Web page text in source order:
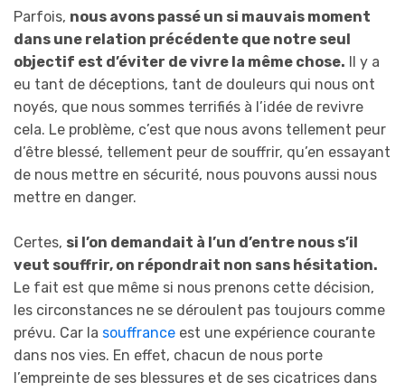
Parfois, nous avons passé un si mauvais moment
dans une relation précédente que notre seul
objectif est d’éviter de vivre la même chose. Il y a
eu tant de déceptions, tant de douleurs qui nous ont
noyés, que nous sommes terrifiés à l’idée de revivre
cela. Le problème, c’est que nous avons tellement peur
d’être blessé, tellement peur de souffrir, qu’en essayant
de nous mettre en sécurité, nous pouvons aussi nous
mettre en danger.
Certes, si l’on demandait à l’un d’entre nous s’il
veut souffrir, on répondrait non sans hésitation.
Le fait est que même si nous prenons cette décision,
les circonstances ne se déroulent pas toujours comme
prévu. Car la souffrance est une expérience courante
dans nos vies. En effet, chacun de nous porte
l’empreinte de ses blessures et de ses cicatrices dans